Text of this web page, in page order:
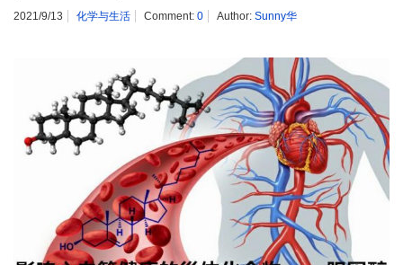
2021/9/13 化学与生活 Comment: 0 Author: Sunny华